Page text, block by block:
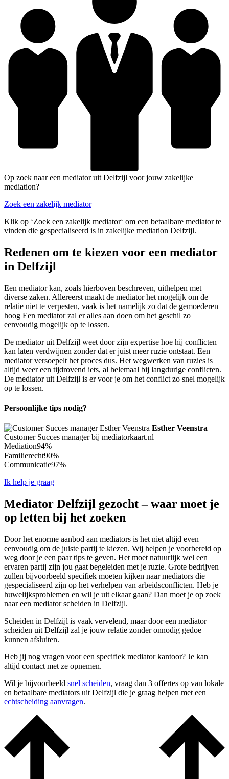
Op zoek naar een mediator uit Delfzijl voor jouw zakelijke
mediation?
Zoek een zakelijk mediator
Klik op ‘Zoek een zakelijk mediator‘ om een betaalbare mediator te
vinden die gespecialiseerd is in zakelijke mediation Delfzijl.
Redenen om te kiezen voor een mediator
in Delfzijl
Een mediator kan, zoals hierboven beschreven, uithelpen met
diverse zaken. Allereerst maakt de mediator het mogelijk om de
relatie niet te verpesten, vaak is het namelijk zo dat de gemoederen
hoog Een mediator zal er alles aan doen om het geschil zo
eenvoudig mogelijk op te lossen.
De mediator uit Delfzijl weet door zijn expertise hoe hij conflicten
kan laten verdwijnen zonder dat er juist meer ruzie ontstaat. Een
mediator versoepelt het proces dus. Het wegwerken van ruzies is
altijd weer een tijdrovend iets, al helemaal bij langdurige conflicten.
De mediator uit Delfzijl is er voor je om het conflict zo snel mogelijk
op te lossen.
Persoonlijke tips nodig?
Esther Veenstra
Customer Succes manager bij mediatorkaart.nl
Mediation94%
Familierecht90%
Communicatie97%
Ik help je graag
Mediator Delfzijl gezocht – waar moet je
op letten bij het zoeken
Door het enorme aanbod aan mediators is het niet altijd even
eenvoudig om de juiste partij te kiezen. Wij helpen je voorbereid op
weg door je een paar tips te geven. Het moet natuurlijk wel een
ervaren partij zijn jou gaat begeleiden met je ruzie. Grote bedrijven
zullen bijvoorbeeld specifiek moeten kijken naar mediators die
gespecialiseerd zijn op het verhelpen van arbeidsconflicten. Heb je
huwelijksproblemen en wil je uit elkaar gaan? Dan moet je op zoek
naar een mediator scheiden in Delfzijl.
Scheiden in Delfzijl is vaak vervelend, maar door een mediator
scheiden uit Delfzijl zal je jouw relatie zonder onnodig gedoe
kunnen afsluiten.
Heb jij nog vragen voor een specifiek mediator kantoor? Je kan
altijd contact met ze opnemen.
Wil je bijvoorbeeld snel scheiden, vraag dan 3 offertes op van lokale
en betaalbare mediators uit Delfzijl die je graag helpen met een
echtscheiding aanvragen.